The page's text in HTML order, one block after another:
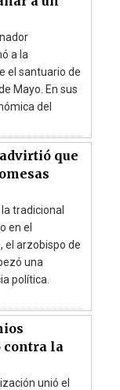
a la
el santuario de
Mayo. En sus
del
que
tradicional
en el
el arzobispo de
una
política.
contra la
unió el